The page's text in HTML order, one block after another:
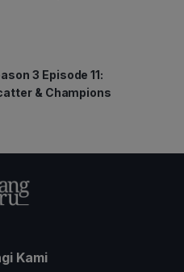
3 Episode 11:
& Champions
Kami